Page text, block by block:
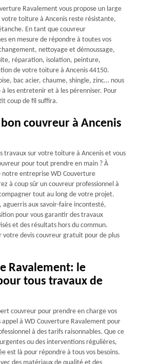
Ravalement vous propose un large
votre toiture à Ancenis reste résistante,
En tant que couvreur
en mesure de répondre à toutes vos
nettoyage et démoussage,
réparation, isolation, peinture,
de votre toiture à Ancenis 44150.
bac acier, chaume, shingle, zinc… nous
à les entretenir et à les pérenniser. Pour
coup de fil suffira.
couvreur à Ancenis
travaux sur votre toiture à Ancenis et vous
pour tout prendre en main ? À
notre entreprise WD Couverture
à coup sûr un couvreur professionnel à
tout au long de votre projet.
aguerris aux savoir-faire incontesté,
pour vous garantir des travaux
et des résultats hors du commun.
votre devis couvreur gratuit pour de plus
Ravalement: le
tous travaux de
couvreur pour prendre en charge vos
à WD Couverture Ravalement pour
à des tarifs raisonnables. Que ce
ou des interventions régulières,
est là pour répondre à tous vos besoins.
des matériaux de qualité et des